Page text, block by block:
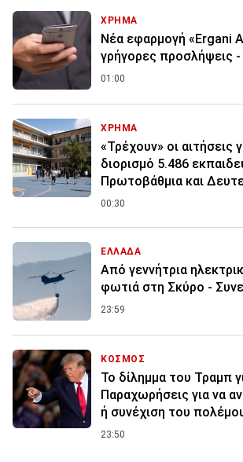
ΧΡΗΜΑ
Νέα εφαρμογή «Ergani
γρήγορες προσλήψεις
01:00
ΧΡΗΜΑ
«Τρέχουν» οι αιτήσεις
διορισμό 5.486
Πρωτοβάθμια και
00:30
ΕΛΛΑΔΑ
Από γεννήτρια
φωτιά στη Σκύρο -
23:59
ΚΟΣΜΟΣ
Το δίλημμα του Τραμπ
Παραχωρήσεις για να
ή συνέχιση του
23:50